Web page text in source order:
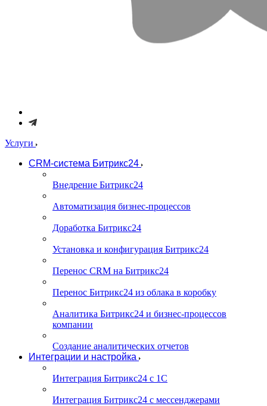
Услуги
CRM-система Битрикс24
Внедрение Битрикс24
Автоматизация бизнес-процессов
Доработка Битрикс24
Установка и конфигурация Битрикс24
Перенос CRM на Битрикс24
Перенос Битрикс24 из облака в коробку
Аналитика Битрикс24 и бизнес-процессов
компании
Создание аналитических отчетов
Интеграции и настройка
Интеграция Битрикс24 с 1С
Интеграция Битрикс24 с мессенджерами